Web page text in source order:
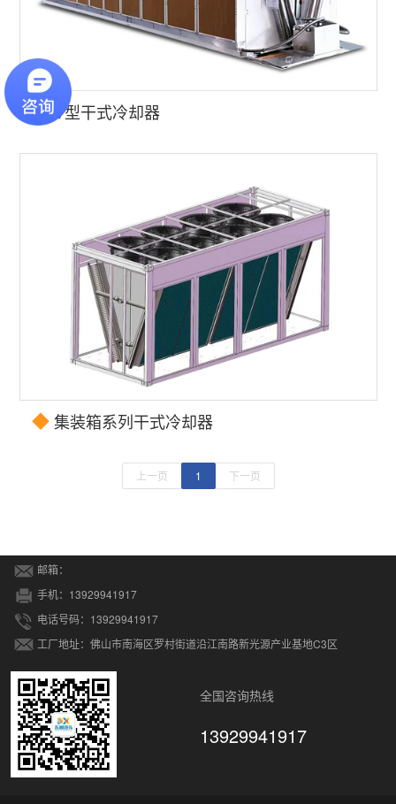
◆ V型干式冷却器
◆集装箱系列干式冷却器
上一页 1 下一页
邮箱：
手机：13929941917
电话号码：13929941917
工厂地址：佛山市南海区罗村街道沿江南路新光源产业基地C3区
全国咨询热线
13929941917